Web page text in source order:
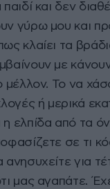
παιδί και δεν
γύρω μου και
κλαίει τα
με
μέλλον. Το να
ή μερικά
ελπίδα από τα
σε τι
ανησυχείτε για
μας αγαπάτε.